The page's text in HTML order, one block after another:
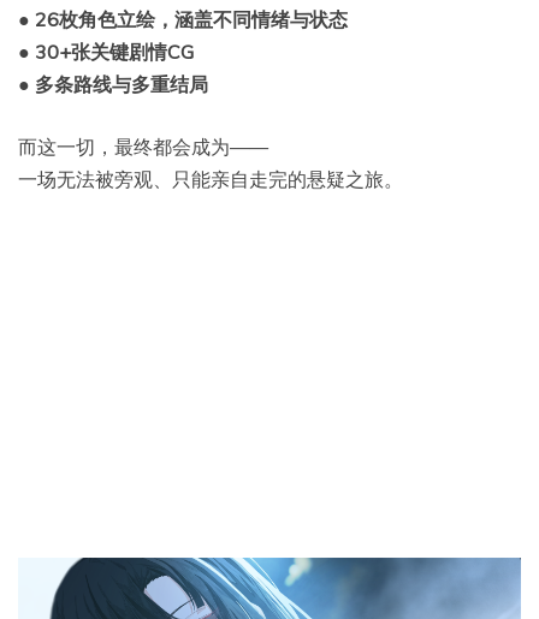
● 26枚角色立绘，涵盖不同情绪与状态
● 30+张关键剧情CG
● 多条路线与多重结局
而这一切，最终都会成为——
一场无法被旁观、只能亲自走完的悬疑之旅。